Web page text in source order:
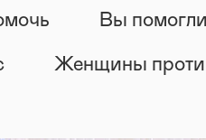
Вы помогли
Женщины